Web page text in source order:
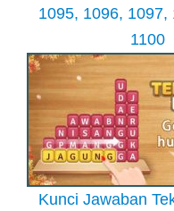
1095, 1096, 1097,
1100
Kunci Jawaban